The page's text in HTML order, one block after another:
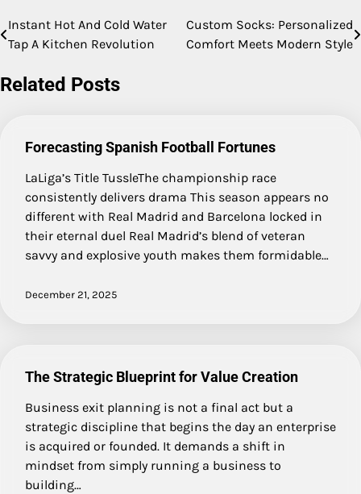
Post
navigation
Instant Hot And Cold Water
Tap A Kitchen Revolution
Custom Socks: Personalized
Comfort Meets Modern Style
Related Posts
Forecasting Spanish Football Fortunes
LaLiga’s Title TussleThe championship race
consistently delivers drama This season appears no
different with Real Madrid and Barcelona locked in
their eternal duel Real Madrid’s blend of veteran
savvy and explosive youth makes them formidable…
December 21, 2025
The Strategic Blueprint for Value Creation
Business exit planning is not a final act but a
strategic discipline that begins the day an enterprise
is acquired or founded. It demands a shift in
mindset from simply running a business to
building…